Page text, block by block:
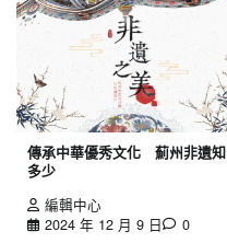
傳承中華優秀文化 薊州非遺知
多少
編輯中心
2024 年 12 月 9 日
0